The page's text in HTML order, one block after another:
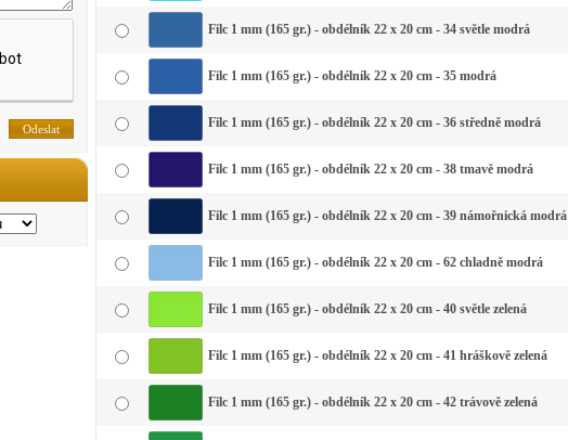
Filc 1 mm (165 gr.) - obdélník 22 x 20 cm - 34 světle modrá
Filc 1 mm (165 gr.) - obdélník 22 x 20 cm - 35 modrá
Filc 1 mm (165 gr.) - obdélník 22 x 20 cm - 36 středně modrá
Filc 1 mm (165 gr.) - obdélník 22 x 20 cm - 38 tmavě modrá
Filc 1 mm (165 gr.) - obdélník 22 x 20 cm - 39 námořnická modrá
Filc 1 mm (165 gr.) - obdélník 22 x 20 cm - 62 chladně modrá
Filc 1 mm (165 gr.) - obdélník 22 x 20 cm - 40 světle zelená
Filc 1 mm (165 gr.) - obdélník 22 x 20 cm - 41 hráškově zelená
Filc 1 mm (165 gr.) - obdélník 22 x 20 cm - 42 trávově zelená